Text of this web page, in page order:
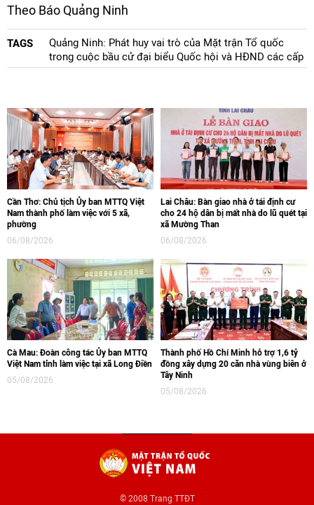
Theo Báo Quảng Ninh
TAGS
Quảng Ninh: Phát huy vai trò của Mặt trận Tổ quốc
trong cuộc bầu cử đại biểu Quốc hội và HĐND các cấp
Cần Thơ: Chủ tịch Ủy ban MTTQ Việt
Nam thành phố làm việc với 5 xã,
phường
06/08/2026
Lai Châu: Bàn giao nhà ở tái định cư
cho 24 hộ dân bị mất nhà do lũ quét tại
xã Mường Than
06/08/2026
Cà Mau: Đoàn công tác Ủy ban MTTQ
Việt Nam tỉnh làm việc tại xã Long Điền
05/08/2026
Thành phố Hồ Chí Minh hỗ trợ 1,6 tỷ
đồng xây dựng 20 căn nhà vùng biên ở
Tây Ninh
05/08/2026
© 2008 Trang TTĐT